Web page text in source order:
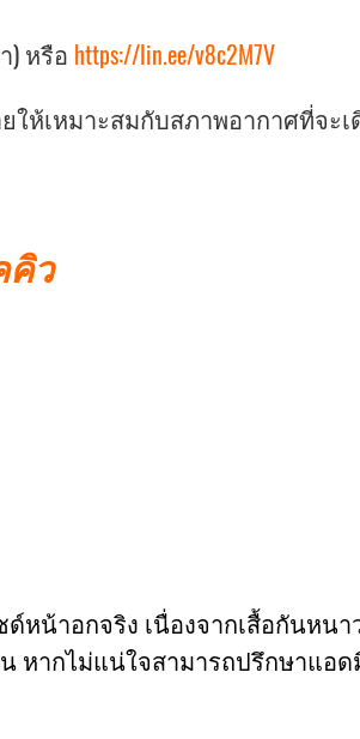
) หรือ https://lin.ee/v8c2M7V
ให้เหมาะสมกับสภาพอากาศที่จ
คิว
หน้าอกจริง เนื่องจากเสื้อกันหน
หากไม่แน่ใจสามารถปรึกษาแ